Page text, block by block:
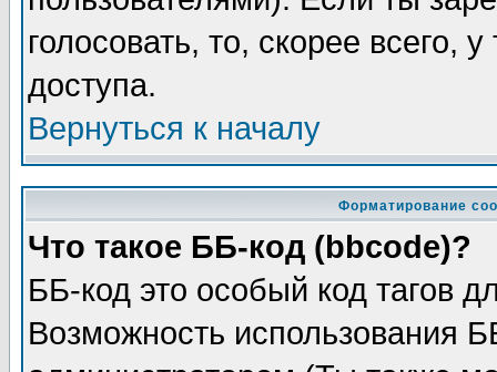
голосовать, то, скорее всего,
доступа.
Вернуться к началу
Форматирование
Что такое ББ-код (bbcode)?
ББ-код это особый код тагов
Возможность использования